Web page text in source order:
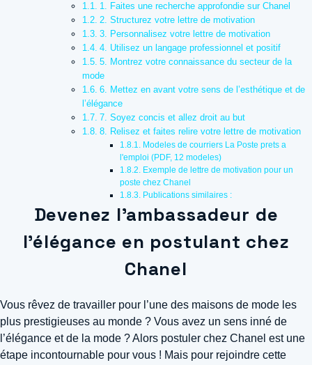
1. Faites une recherche approfondie sur Chanel
2. Structurez votre lettre de motivation
3. Personnalisez votre lettre de motivation
4. Utilisez un langage professionnel et positif
5. Montrez votre connaissance du secteur de la
mode
6. Mettez en avant votre sens de l’esthétique et de
l’élégance
7. Soyez concis et allez droit au but
8. Relisez et faites relire votre lettre de motivation
Modeles de courriers La Poste prets a
l'emploi (PDF, 12 modeles)
Exemple de lettre de motivation pour un
poste chez Chanel
Publications similaires :
Devenez l’ambassadeur de
l’élégance en postulant chez
Chanel
Vous rêvez de travailler pour l’une des maisons de mode les
plus prestigieuses au monde ? Vous avez un sens inné de
l’élégance et de la mode ? Alors postuler chez Chanel est une
étape incontournable pour vous ! Mais pour rejoindre cette